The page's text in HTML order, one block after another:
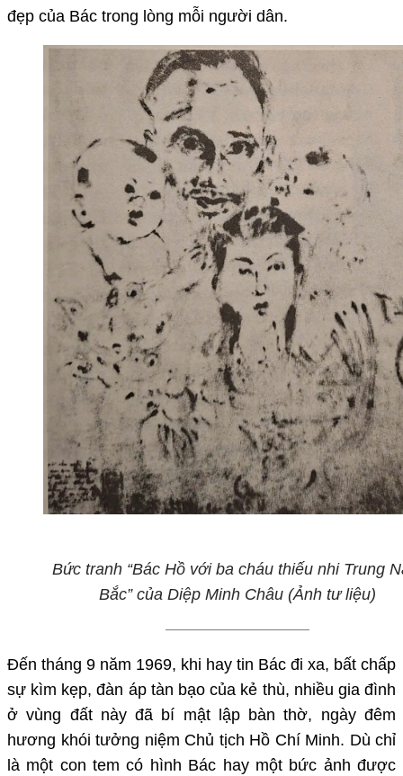
đẹp của Bác trong lòng mỗi người dân.
Bức tranh “Bác Hồ với ba cháu thiếu nhi Trung
Bắc” của Diệp Minh Châu (Ảnh tư liệu)
Đến tháng 9 năm 1969, khi hay tin Bác đi xa, bất chấp
sự kìm kẹp, đàn áp tàn bạo của kẻ thù, nhiều gia đình
ở vùng đất này đã bí mật lập bàn thờ, ngày đêm
hương khói tưởng niệm Chủ tịch Hồ Chí Minh. Dù chỉ
là một con tem có hình Bác hay một bức ảnh được